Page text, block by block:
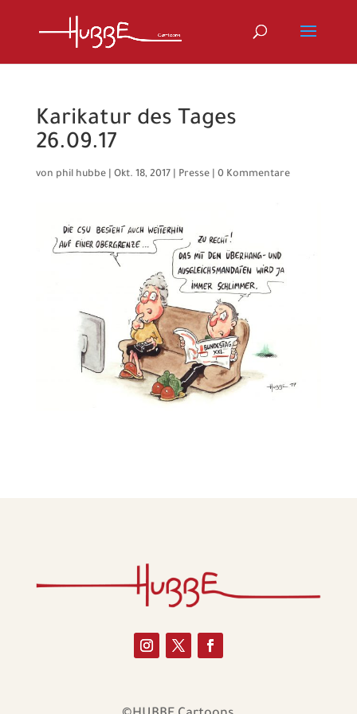
Karikatur des Tages
26.09.17
von phil hubbe| Okt. 18, 2017 Presse| 0 Kommentare